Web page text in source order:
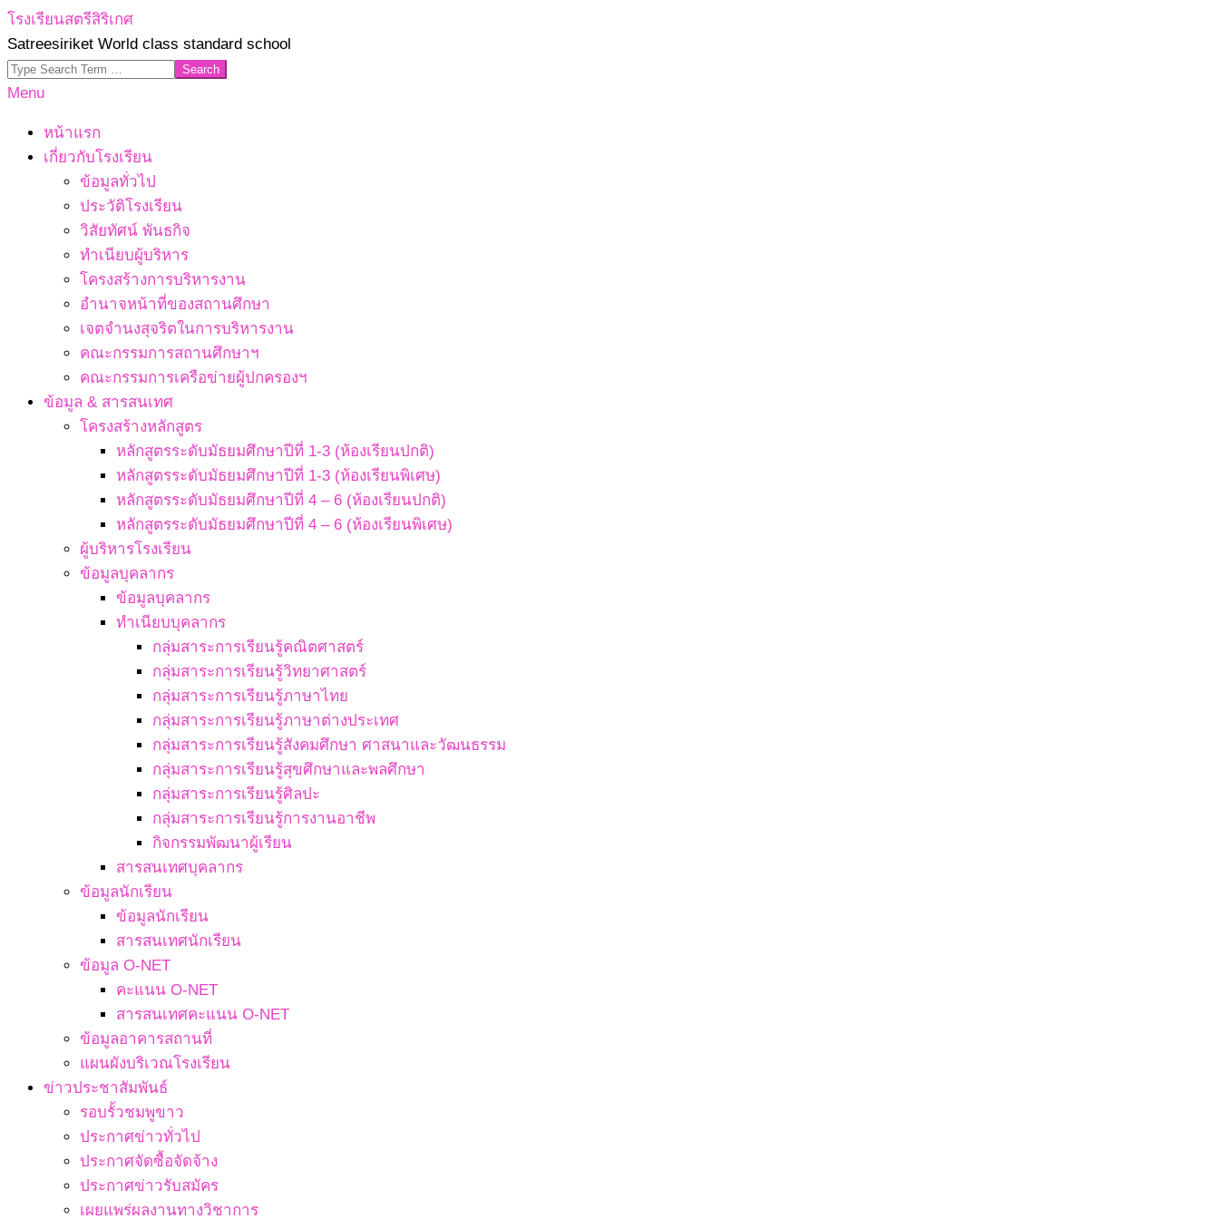
Skip
to
content
โรงเรียนสตรีสิริเกศ
Satreesiriket World class standard school
Search
Primary
Menu
Menu
หน้าแรก
เกี่ยวกับโรงเรียน
ข้อมูลทั่วไป
ประวัติโรงเรียน
วิสัยทัศน์ พันธกิจ
ทำเนียบผู้บริหาร
โครงสร้างการบริหารงาน
อำนาจหน้าที่ของสถานศึกษา
เจตจํานงสุจริตในการบริหารงาน
คณะกรรมการสถานศึกษาฯ
คณะกรรมการเครือข่ายผู้ปกครองฯ
ข้อมูล & สารสนเทศ
โครงสร้างหลักสูตร
หลักสูตรระดับมัธยมศึกษาปีที่ 1-3 (ห้องเรียนปกติ)
หลักสูตรระดับมัธยมศึกษาปีที่ 1-3 (ห้องเรียนพิเศษ)
หลักสูตรระดับมัธยมศึกษาปีที่ 4 – 6 (ห้องเรียนปกติ)
หลักสูตรระดับมัธยมศึกษาปีที่ 4 – 6 (ห้องเรียนพิเศษ)
ผู้บริหารโรงเรียน
ข้อมูลบุคลากร
ข้อมูลบุคลากร
ทำเนียบบุคลากร
กลุ่มสาระการเรียนรู้คณิตศาสตร์
กลุ่มสาระการเรียนรู้วิทยาศาสตร์
กลุ่มสาระการเรียนรู้ภาษาไทย
กลุ่มสาระการเรียนรู้ภาษาต่างประเทศ
กลุ่มสาระการเรียนรู้สังคมศึกษา ศาสนาและวัฒนธรรม
กลุ่มสาระการเรียนรู้สุขศึกษาและพลศึกษา
กลุ่มสาระการเรียนรู้ศิลปะ
กลุ่มสาระการเรียนรู้การงานอาชีพ
กิจกรรมพัฒนาผู้เรียน
สารสนเทศบุคลากร
ข้อมูลนักเรียน
ข้อมูลนักเรียน
สารสนเทศนักเรียน
ข้อมูล O-NET
คะแนน O-NET
สารสนเทศคะแนน O-NET
ข้อมูลอาคารสถานที่
แผนผังบริเวณโรงเรียน
ข่าวประชาสัมพันธ์
รอบรั้วชมพูขาว
ประกาศข่าวทั่วไป
ประกาศจัดซื้อจัดจ้าง
ประกาศข่าวรับสมัคร
เผยแพร่ผลงานทางวิชาการ